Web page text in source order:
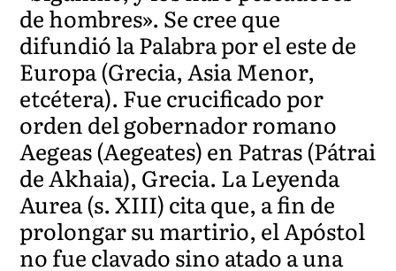
de hombres». Se cree que
difundió la Palabra por el este de
Europa (Grecia, Asia Menor,
etcétera). Fue crucificado por
orden del gobernador romano
Aegeas (Aegeates) en Patras (Pátrai
de Akhaia), Grecia. La Leyenda
Aurea (s. XIII) cita que, a fin de
prolongar su martirio, el Apóstol
no fue clavado sino atado a una